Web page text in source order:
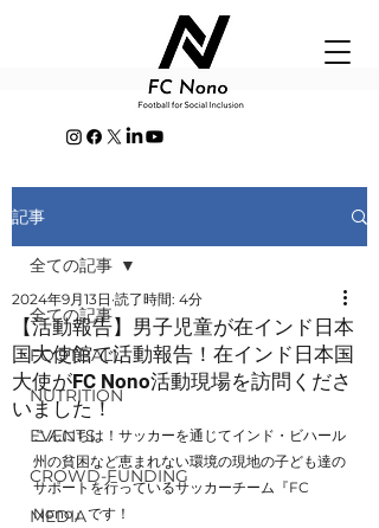
記事
全ての記事
FOOTBALL
NUTRITION
EVENTS
CROWD-FUNDING
MEDIA
全ての記事
【活動報告】男子児童が在インド日本
国大使館で活動報告！在インド日本国
大使がFC Nono活動現場を訪問くださ
いました！
2024年9月13日 読了時間: 4分
こんにちは！サッカーを通じてインド・ビハール
州の貧困など恵まれない環境の現地の子ども達の
サポートを行っているサッカーチーム『FC
Nono』です！